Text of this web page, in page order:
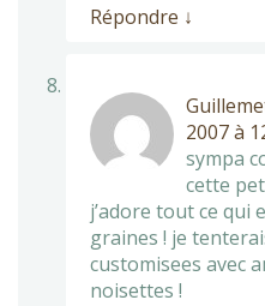
Répondre ↓
2007 à
sympa
cette
j’adore tout ce qui
graines ! je
customisees avec
noisettes !